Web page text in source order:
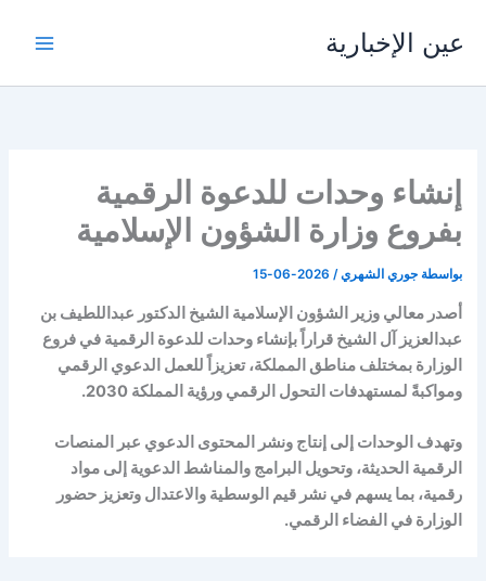
المحتوى
عين الإخبارية
إنشاء وحدات للدعوة الرقمية
بفروع وزارة الشؤون الإسلامية
بواسطة جوري الشهري/
2026-06-15
أصدر معالي وزير الشؤون الإسلامية الشيخ الدكتور عبداللطيف بن
عبدالعزيز آل الشيخ قراراً بإنشاء وحدات للدعوة الرقمية في فروع
الوزارة بمختلف مناطق المملكة، تعزيزاً للعمل الدعوي الرقمي
ومواكبةً لمستهدفات التحول الرقمي ورؤية المملكة 2030.
وتهدف الوحدات إلى إنتاج ونشر المحتوى الدعوي عبر المنصات
الرقمية الحديثة، وتحويل البرامج والمناشط الدعوية إلى مواد
رقمية، بما يسهم في نشر قيم الوسطية والاعتدال وتعزيز حضور
الوزارة في الفضاء الرقمي.